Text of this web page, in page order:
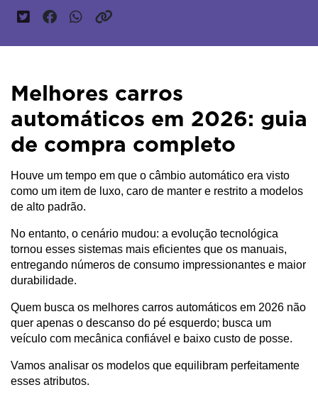
Melhores carros
automáticos em 2026: guia
de compra completo
Houve um tempo em que o câmbio automático era visto
como um item de luxo, caro de manter e restrito a modelos
de alto padrão.
No entanto, o cenário mudou: a evolução tecnológica
tornou esses sistemas mais eficientes que os manuais,
entregando números de consumo impressionantes e maior
durabilidade.
Quem busca os melhores carros automáticos em 2026 não
quer apenas o descanso do pé esquerdo; busca um
veículo com mecânica confiável e baixo custo de posse.
Vamos analisar os modelos que equilibram perfeitamente
esses atributos.